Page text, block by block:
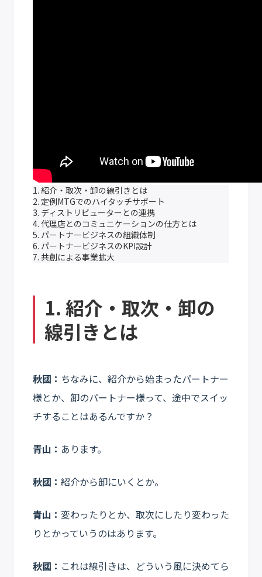
1. 紹介・取次・卸の線引きとは
2. 定例MTGでのハイタッチサポート
3. ディストリビューターとの連携
4. 代理店とのコミュニケーションの仕方とは
5. パートナービジネスの組織体制
6. パートナービジネスのKPI設計
7. 共創による事業拡大
1. 紹介・取次・卸の
線引きとは
秋國： ちなみに、紹介から始まったパートナー
様とか、卸のパートナー様って、途中でスイッ
チすることはあるんですか？
青山： あります。
秋國： 紹介から卸にいくとか。
青山： 変わったりとか、取次にしたり変わった
りとかっていうのはあります。
秋國： これは線引きは、どういう風に決めてら